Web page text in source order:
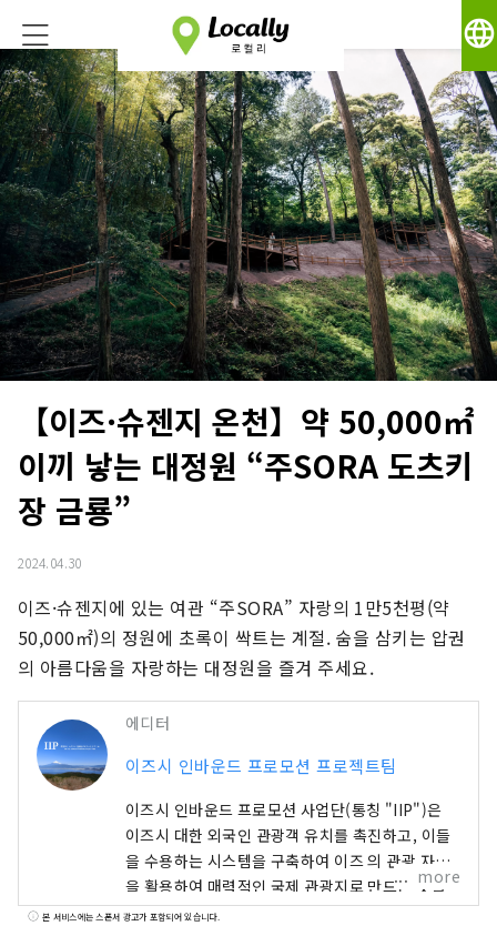
language
【이즈·슈젠지 온천】약 50,000㎡
이끼 낳는 대정원 “주SORA 도츠키
장 금룡”
2024.04.30
이즈·슈젠지에 있는 여관 “주SORA” 자랑의 1만5천평(약
50,000㎡)의 정원에 초록이 싹트는 계절. 숨을 삼키는 압권
의 아름다움을 자랑하는 대정원을 즐겨 주세요.
에디터
이즈시 인바운드 프로모션 프로젝트팀
이즈시 인바운드 프로모션 사업단(통칭 "IIP")은
이즈시 대한 외국인 관광객 유치를 촉진하고, 이들
을 수용하는 시스템을 구축하여 이즈 의 관광 자원
을 활용하여 매력적인 국제 관광지로 만드는 것을
목표로 설립된 조직입니다. 이즈시 풍부한 자연과
more
본 서비스에는 스폰서 광고가 포함되어 있습니다.